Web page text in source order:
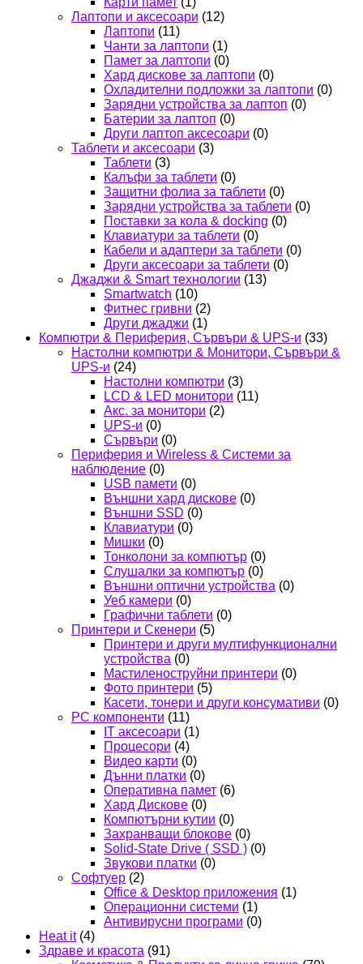
Лаптопи и аксесоари (12)
Лаптопи (11)
Чанти за лаптопи (1)
Памет за лаптопи (0)
Хард дискове за лаптопи (0)
Охладителни подложки за лаптопи (0)
Зарядни устройства за лаптоп (0)
Батерии за лаптоп (0)
Други лаптоп аксесоари (0)
Таблети и аксесоари (3)
Таблети (3)
Калъфи за таблети (0)
Защитни фолиа за таблети (0)
Зарядни устройства за таблети (0)
Поставки за кола & docking (0)
Клавиатури за таблети (0)
Кабели и адаптери за таблети (0)
Други аксесоари за таблети (0)
Джаджи & Smart технологии (13)
Smartwatch (10)
Фитнес гривни (2)
Други джаджи (1)
Компютри & Периферия, Сървъри & UPS-и (33)
Настолни компютри & Монитори, Сървъри &
UPS-и (24)
Настолни компютри (3)
LCD & LED монитори (11)
Акс. за монитори (2)
UPS-и (0)
Сървъри (0)
Периферия и Wireless & Системи за
наблюдение (0)
USB памети (0)
Външни хард дискове (0)
Външни SSD (0)
Клавиатури (0)
Мишки (0)
Тонколони за компютър (0)
Слушалки за компютър (0)
Външни оптични устройства (0)
Уеб камери (0)
Графични таблети (0)
Принтери и Скенери (5)
Принтери и други мултифункционални
устройства (0)
Мастиленоструйни принтери (0)
Фото принтери (5)
Касети, тонери и други консумативи (0)
PC компоненти (11)
IT аксесоари (1)
Процесори (4)
Видео карти (0)
Дънни платки (0)
Оперативна памет (6)
Хард Дискове (0)
Компютърни кутии (0)
Захранващи блокове (0)
Solid-State Drive ( SSD ) (0)
Звукови платки (0)
Софтуер (2)
Office & Desktop приложения (1)
Операционни системи (1)
Антивирусни програми (0)
Heat it (4)
Здраве и красота (91)